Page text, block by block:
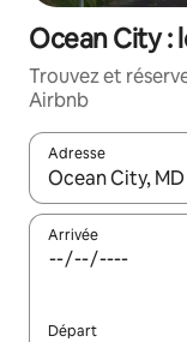
Ocean City :
Trouvez et
Airbnb
Adresse
Lorsque les
Arrivée
Départ